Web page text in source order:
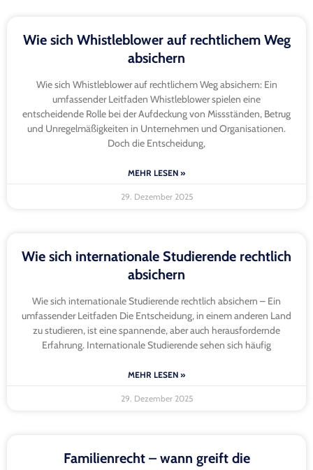
Wie sich Whistleblower auf rechtlichem Weg
absichern
Wie sich Whistleblower auf rechtlichem Weg absichern: Ein
umfassender Leitfaden Whistleblower spielen eine
entscheidende Rolle bei der Aufdeckung von Missständen, Betrug
und Unregelmäßigkeiten in Unternehmen und Organisationen.
Doch die Entscheidung,
MEHR LESEN »
29. Dezember 2025
Wie sich internationale Studierende rechtlich
absichern
Wie sich internationale Studierende rechtlich absichern – Ein
umfassender Leitfaden Die Entscheidung, in einem anderen Land
zu studieren, ist eine spannende, aber auch herausfordernde
Erfahrung. Internationale Studierende sehen sich häufig
MEHR LESEN »
29. Dezember 2025
Familienrecht – wann greift die